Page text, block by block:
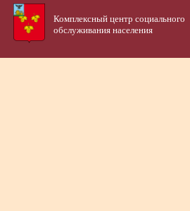
Комплексный центр социального
обслуживания населения